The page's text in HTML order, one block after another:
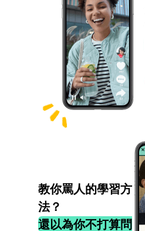
教你罵人的學習方
法？
還以為你不打算問